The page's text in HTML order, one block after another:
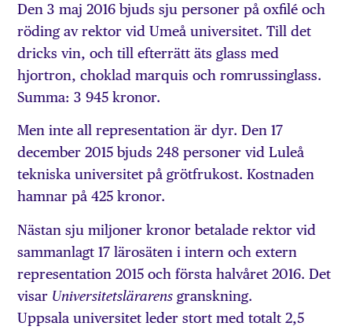
Den 3 maj 2016 bjuds sju personer på oxfilé och
röding av rektor vid Umeå universitet. Till det
dricks vin, och till efterrätt äts glass med
hjortron, choklad marquis och romrussinglass.
Summa: 3 945 kronor.
Men inte all representation är dyr. Den 17
december 2015 bjuds 248 personer vid Luleå
tekniska universitet på grötfrukost. Kostnaden
hamnar på 425 kronor.
Nästan sju miljoner kronor betalade rektor vid
sammanlagt 17 lärosäten i intern och extern
representation 2015 och första halvåret 2016. Det
visar Universitetslärarens granskning.
Uppsala universitet leder stort med totalt 2,5